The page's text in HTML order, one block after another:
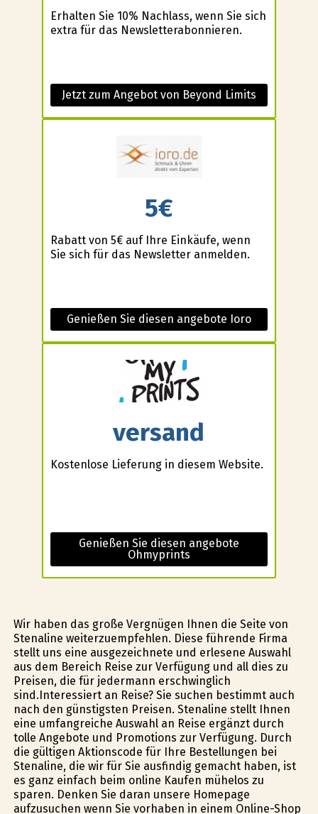
Erhalten Sie 10% Nachlass, wenn Sie sich
extra für das Newsletterabonnieren.
Jetzt zum Angebot von Beyond Limits
5€
Rabatt von 5€ auf Ihre Einkäufe, wenn
Sie sich für das Newsletter anmelden.
Genießen Sie diesen angebote Ioro
versand
Kostenlose Lieferung in diesem Website.
Genießen Sie diesen angebote
Ohmyprints
Wir haben das große Vergnügen Ihnen die Seite von
Stenaline weiterzuempfehlen. Diese führende Firma
stellt uns eine ausgezeichnete und erlesene Auswahl
aus dem Bereich Reise zur Verfügung und all dies zu
Preisen, die für jedermann erschwinglich
sind.Interessiert an Reise? Sie suchen bestimmt auch
nach den günstigsten Preisen. Stenaline stellt Ihnen
eine umfangreiche Auswahl an Reise ergänzt durch
tolle Angebote und Promotions zur Verfügung. Durch
die gültigen Aktionscode für Ihre Bestellungen bei
Stenaline, die wir für Sie ausfindig gemacht haben, ist
es ganz einfach beim online Kaufen mühelos zu
sparen. Denken Sie daran unsere Homepage
aufzusuchen wenn Sie vorhaben in einem Online-Shop